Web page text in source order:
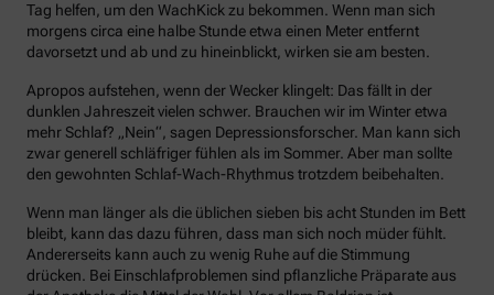
Tag helfen, um den WachKick zu bekommen. Wenn man sich
morgens circa eine halbe Stunde etwa einen Meter entfernt
davorsetzt und ab und zu hineinblickt, wirken sie am besten.
Apropos aufstehen, wenn der Wecker klingelt: Das fällt in der
dunklen Jahreszeit vielen schwer. Brauchen wir im Winter etwa
mehr Schlaf? „Nein“, sagen Depressionsforscher. Man kann sich
zwar generell schläfriger fühlen als im Sommer. Aber man sollte
den gewohnten Schlaf-Wach-Rhythmus trotzdem beibehalten.
Wenn man länger als die üblichen sieben bis acht Stunden im Bett
bleibt, kann das dazu führen, dass man sich noch müder fühlt.
Andererseits kann auch zu wenig Ruhe auf die Stimmung
drücken. Bei Einschlafproblemen sind pflanzliche Präparate aus